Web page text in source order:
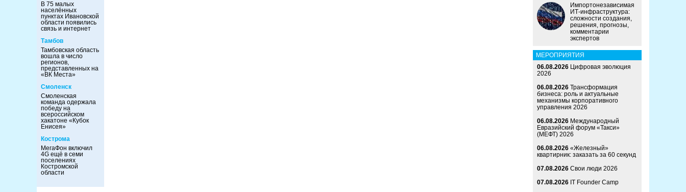
В 75 малых
населённых
пунктах Ивановской
области появились
связь и интернет
Тамбов
Тамбовская область
вошла в число
регионов,
представленных на
«ВК Места»
Смоленск
Смоленская
команда одержала
победу на
всероссийском
хакатоне «Кубок
Енисея»
Кострома
МегаФон включил
4G ещё в семи
поселениях
Костромской
области
Импортонезависимая
ИТ-инфраструктура:
сложности создания,
решения, прогнозы,
комментарии
экспертов
МЕРОПРИЯТИЯ
06.08.2026 Цифровая эволюция
2026
06.08.2026 Трансформация
бизнеса: роль и актуальные
механизмы корпоративного
управления 2026
06.08.2026 Международный
Евразийский форум «Такси»
(МЕФТ) 2026
06.08.2026 «Железный»
квартирник: заказать за 60 секунд
07.08.2026 Свои люди 2026
07.08.2026 IT Founder Camp